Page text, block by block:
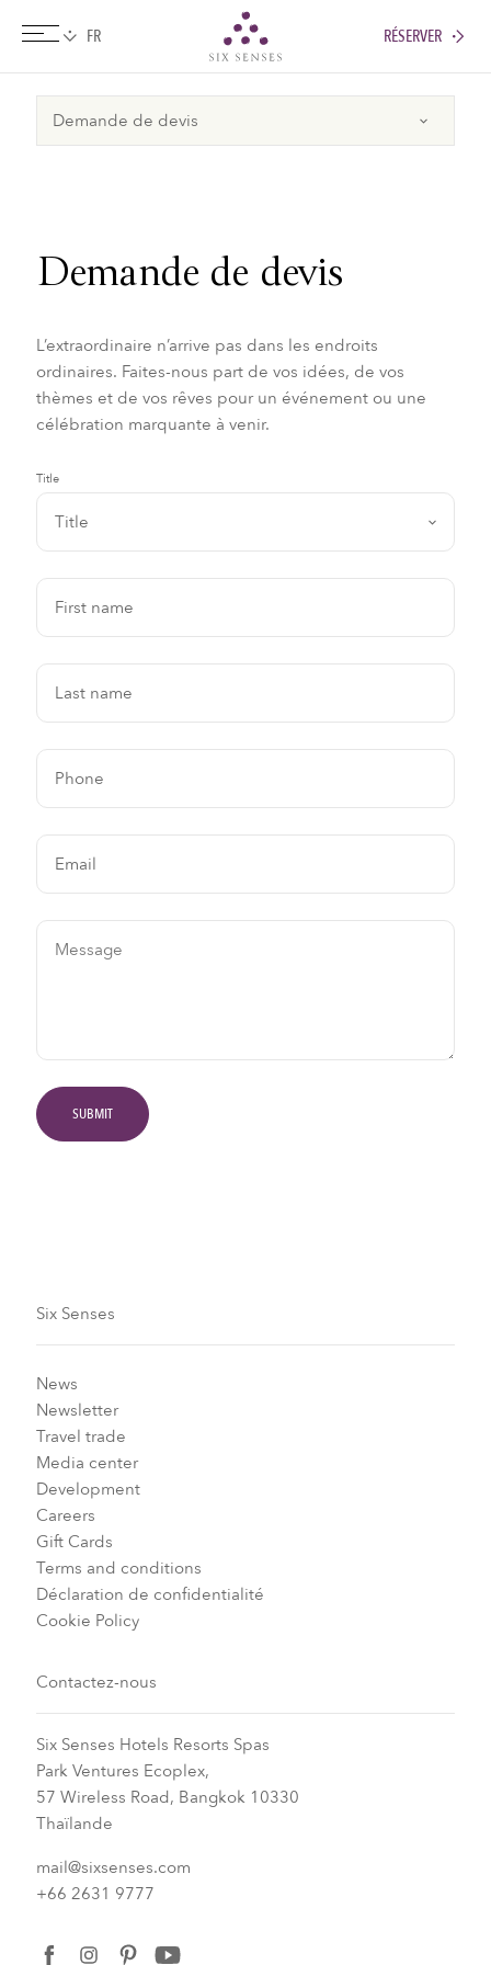
RÉSERVER
Demande de devis
L’extraordinaire n’arrive pas dans les endroits
ordinaires. Faites-nous part de vos idées, de vos
thèmes et de vos rêves pour un événement ou une
célébration marquante à venir.
Title
First name
Last name
Phone
Email
Message
Six Senses
News
Newsletter
Travel trade
Media center
Development
Careers
Gift Cards
Terms and conditions
Déclaration de confidentialité
Cookie Policy
Contactez-nous
Six Senses Hotels Resorts Spas
Park Ventures Ecoplex,
57 Wireless Road, Bangkok 10330
Thaïlande
mail@sixsenses.com
+66 2631 9777
facebookinstagrampinterest